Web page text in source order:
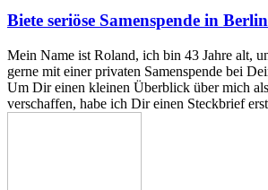
Biete seriöse Samenspende in Berlin
Mein Name ist Roland, ich bin 43 Jahre alt,
gerne mit einer privaten Samenspende bei
Um Dir einen kleinen Überblick über mich
verschaffen, habe ich Dir einen Steckbrief